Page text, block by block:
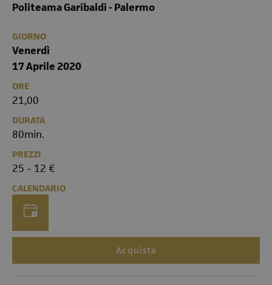
Politeama Garibaldi - Palermo
GIORNO
Venerdì
17 Aprile 2020
ORE
21,00
DURATA
80min.
PREZZI
25 - 12 €
CALENDARIO
Acquista